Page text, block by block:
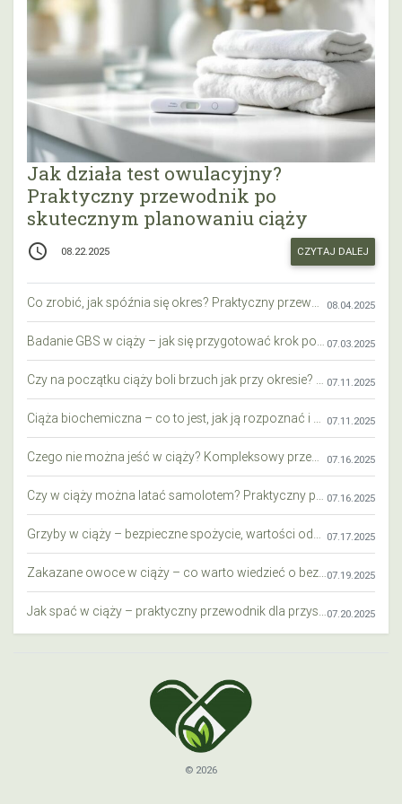
Jak działa test owulacyjny?
Praktyczny przewodnik po
skutecznym planowaniu ciąży
access_time 08.22.2025 CZYTAJ DALEJ
08.04.2025
07.03.2025
07.11.2025
07.11.2025
07.16.2025
07.16.2025
07.17.2025
07.19.2025
07.20.2025
© 2026